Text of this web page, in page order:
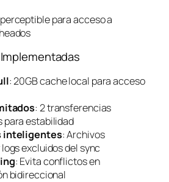
para acceso a
: 20GB cache local para acceso
: 2 transferencias
estabilidad
inteligentes: Archivos
excluidos del sync
: Evita conflictos en
bidireccional